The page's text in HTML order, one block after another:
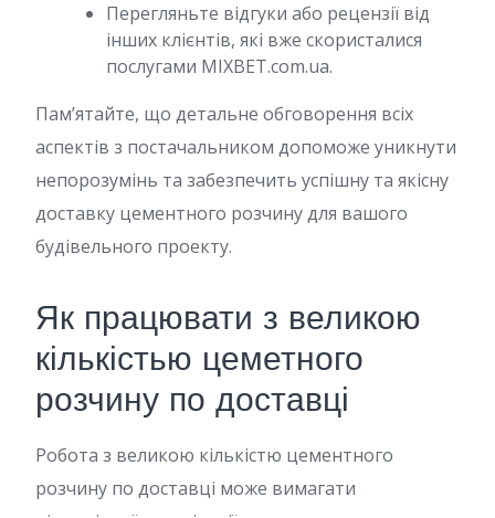
Перегляньте відгуки або рецензії від
інших клієнтів, які вже скористалися
послугами MIXBET.com.ua.
Пам’ятайте, що детальне обговорення всіх
аспектів з постачальником допоможе уникнути
непорозумінь та забезпечить успішну та якісну
доставку цементного розчину для вашого
будівельного проекту.
Як працювати з великою
кількістью цеметного
розчину по доставці
Робота з великою кількістю цементного
розчину по доставці може вимагати